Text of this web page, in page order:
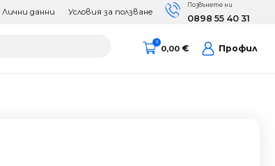
Лични данни Условия за ползване
Позвънете ни
0898 55 40 31
0,00€
0
Профил